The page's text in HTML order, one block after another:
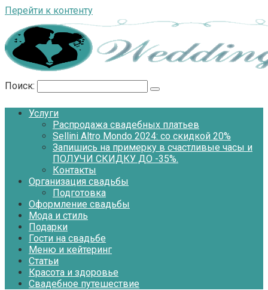
Перейти к контенту
Поиск:
Услуги
Распродажа свадебных платьев
Sellini Altro Mondo 2024: со скидкой 20%
Запишись на примерку в счастливые часы и
ПОЛУЧИ СКИДКУ ДО -35%.
Контакты
Организация свадьбы
Подготовка
Оформление свадьбы
Мода и стиль
Подарки
Гости на свадьбе
Меню и кейтеринг
Статьи
Красота и здоровье
Свадебное путешествие